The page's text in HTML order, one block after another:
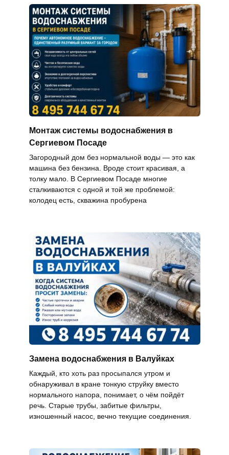
Монтаж системы водоснабжения в
Сергиевом Посаде
Загородный дом без нормальной воды — это как
машина без бензина. Вроде стоит красивая, а
толку мало. В Сергиевом Посаде многие
сталкиваются с одной и той же проблемой:
колодец есть, скважина пробурена
Замена водоснабжения в Валуйках
Каждый, кто хоть раз просыпался утром и
обнаруживал в кране тонкую струйку вместо
нормального напора, понимает, о чём пойдёт
речь. Старые трубы, забитые фильтры,
изношенный насос, вечно текущие соединения.